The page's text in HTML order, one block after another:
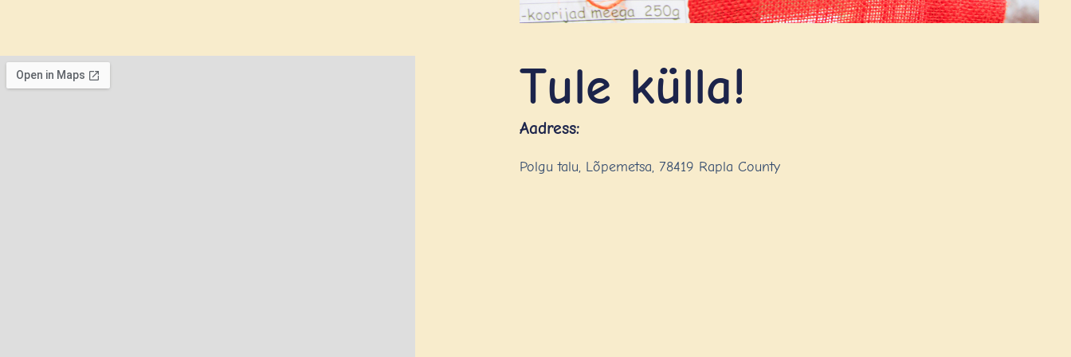
Tule külla!
Aadress:
Polgu talu, Lõpemetsa, 78419 Rapla County